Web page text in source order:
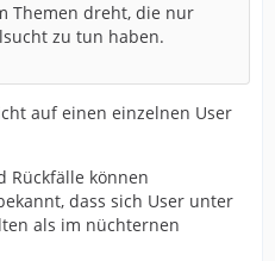
Themen dreht, die nur
zu tun haben.
auf einen einzelnen User
Rückfälle können
dass sich User unter
als im nüchternen